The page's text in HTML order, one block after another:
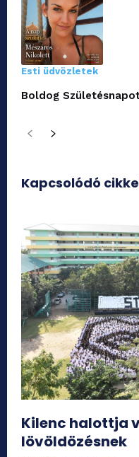
Esti üdvözletek
Boldog
Kapcsolódó
Kilenc halottja
lövöldözésnek